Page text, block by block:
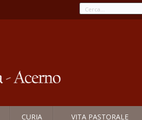
CURIA VITA PASTORALE